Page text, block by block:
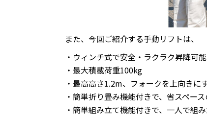
また、今回ご紹介する手動リフトは、
・ウィンチ式で安全・ラクラク昇降可能
・最大積載荷重100kg
・最高高さ1.2m、フォークを上向きに
・簡単折り畳み機能付きで、省スペー
・簡単組み立て機能付きで、一人で組